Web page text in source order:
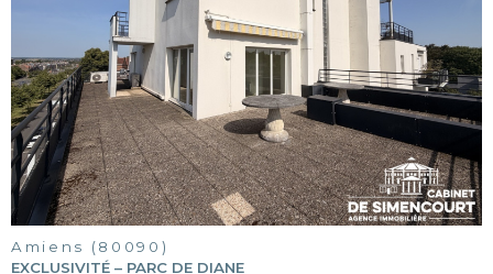
voir le
bien
Amiens (80090)
EXCLUSIVITÉ – PARC DE DIANE